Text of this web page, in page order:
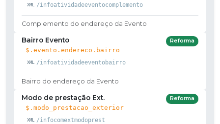
/infoatividadeeventocomplemento
Complemento do endereço da Evento
Bairro Evento
$.evento.endereco.bairro
/infoatividadeeventobairro
Reforma
Bairro do endereço da Evento
Modo de prestação Ext.
$.modo_prestacao_exterior
/infocomextmodoprest
Reforma